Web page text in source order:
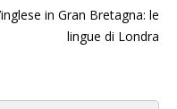
in Gran Bretagna: le
lingue di Londra